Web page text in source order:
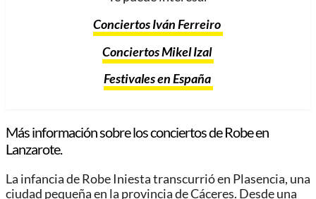
Conciertos Iván Ferreiro
Conciertos Mikel Izal
Festivales en España
Más información sobre los conciertos de Robe en
Lanzarote.
La infancia de Robe Iniesta transcurrió en Plasencia, una
ciudad pequeña en la provincia de Cáceres. Desde una